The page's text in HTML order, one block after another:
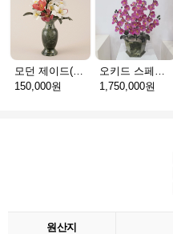
모던 제이드(천연옥꽃_택배)
150,000원
오키드 스페셜(천연옥꽃_택배)
1,750,000원
원산지